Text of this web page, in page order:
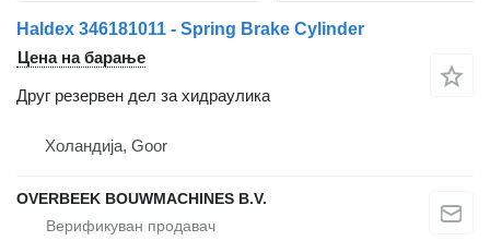
Haldex 346181011 - Spring Brake Cylinder
Цена на барање
Друг резервен дел за хидраулика
Холандија, Goor
OVERBEEK BOUWMACHINES B.V.